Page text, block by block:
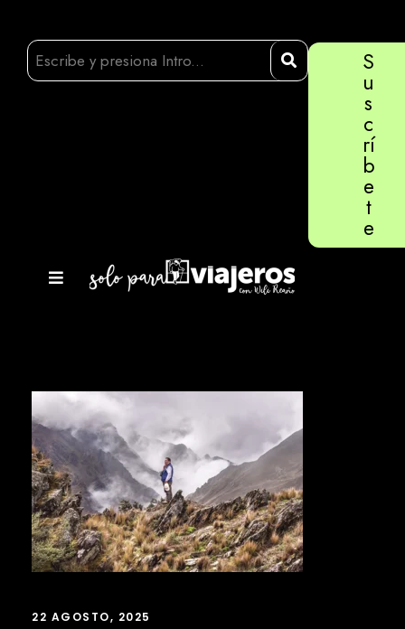
S
u
s
c
rí
b
e
t
e
22 AGOSTO, 2025